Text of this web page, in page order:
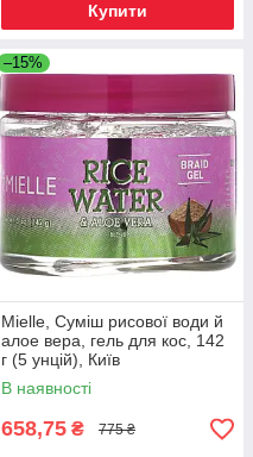
Купити
–15%
Mielle, Суміш рисової води й
алое вера, гель для кос, 142
г (5 унцій), Київ
В наявності
658,75 ₴ 775 ₴